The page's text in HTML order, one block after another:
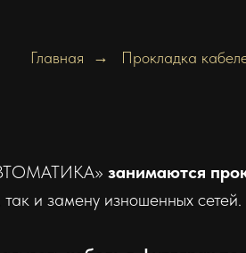
Главная → Прокладка
занимаются
и замену изношенных сетей.